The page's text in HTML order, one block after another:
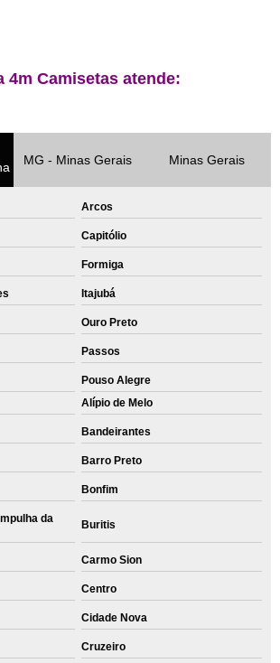
4m Camisetas atende:
MG - Minas Gerais Minas Gerais
Arcos
Capitólio
Formiga
Itajubá
Ouro Preto
Passos
Pouso Alegre
Alípio de Melo
Bandeirantes
Barro Preto
Bonfim
da
Buritis
Carmo Sion
Centro
Cidade Nova
Cruzeiro